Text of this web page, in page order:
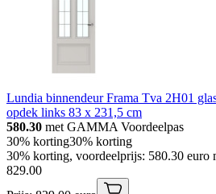
Lundia binnendeur Frama Tva 2H01
opdek links 83 x 231,5 cm
580.30 met GAMMA Voordeelpas
30% korting30% korting
30% korting, voordeelprijs: 580.30
829.00